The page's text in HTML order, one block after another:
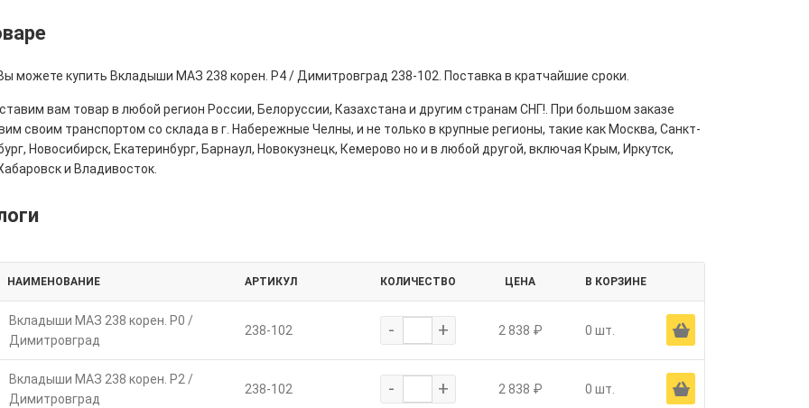
можете купить Вкладыши МАЗ 238 корен. Р4 / Димитровград 238-102. Поставка в кратчайшие сроки.
вам товар в любой регион России, Белоруссии, Казахстана и другим странам СНГ!. При большом заказе
своим транспортом со склада в г. Набережные Челны, и не только в крупные регионы, такие как Москва, Санкт-
Новосибирск, Екатеринбург, Барнаул, Новокузнецк, Кемерово но и в любой другой, включая Крым, Иркутск,
и Владивосток.
НАИМЕНОВАНИЕ АРТИКУЛ КОЛИЧЕСТВО ЦЕНА В КОРЗИНЕ
Вкладыши МАЗ 238 корен. Р0 /
Димитровград
238-102 - + 2 838 ₽ 0 шт. Ä
Вкладыши МАЗ 238 корен. Р2 /
Димитровград
238-102 - + 2 838 ₽ 0 шт. Ä